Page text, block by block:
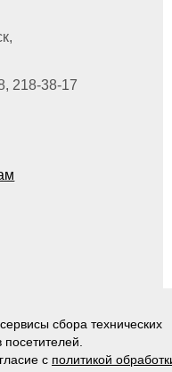
сбора технических
с политикой
218-38-17
Новосибирской области